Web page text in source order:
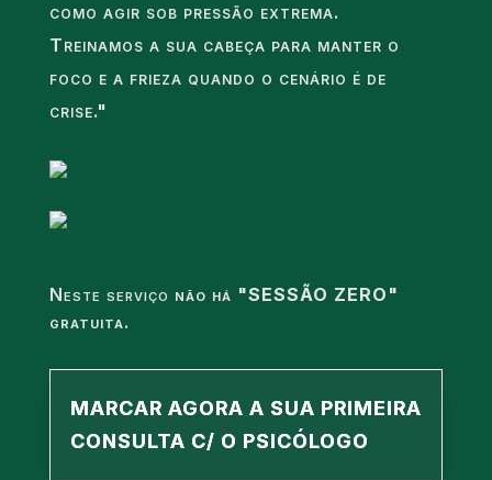
como agir sob pressão extrema.
Treinamos a sua cabeça para manter o
foco e a frieza quando o cenário é de
crise."
Neste serviço não há "SESSÃO ZERO"
gratuita.
MARCAR AGORA A SUA PRIMEIRA
CONSULTA C/ O PSICÓLOGO